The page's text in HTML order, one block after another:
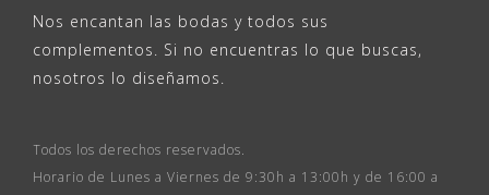
Nos encantan las bodas y todos sus
complementos. Si no encuentras lo que buscas,
nosotros lo diseñamos.
Todos los derechos reservados.
Horario de Lunes a Viernes de 9:30h a 13:00h y de 16:00 a